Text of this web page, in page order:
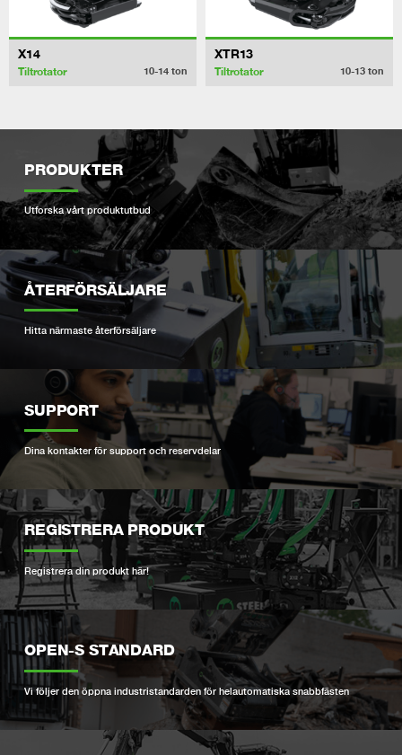
X14
Tiltrotator 10-14 ton
XTR13
Tiltrotator 10-13 ton
PRODUKTER
Utforska vårt produktutbud
ÅTERFÖRSÄLJARE
Hitta närmaste återförsäljare
SUPPORT
Dina kontakter för support och reservdelar
REGISTRERA PRODUKT
Registrera din produkt här!
OPEN-S STANDARD
Vi följer den öppna industristandarden för helautomatiska snabbfästen